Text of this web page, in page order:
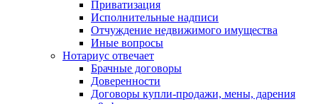
Приватизация
Исполнительные надписи
Отчуждение недвижимого имущества
Иные вопросы
Нотариус отвечает
Брачные договоры
Доверенности
Договоры купли-продажи, мены, дарения